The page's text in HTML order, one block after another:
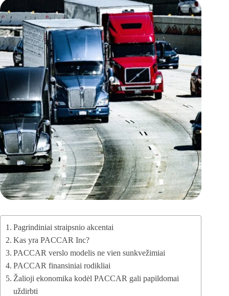
Pagrindiniai straipsnio akcentai
Kas yra PACCAR Inc?
PACCAR verslo modelis ne vien sunkvežimiai
PACCAR finansiniai rodikliai
Žalioji ekonomika kodėl PACCAR gali papildomai
uždirbti